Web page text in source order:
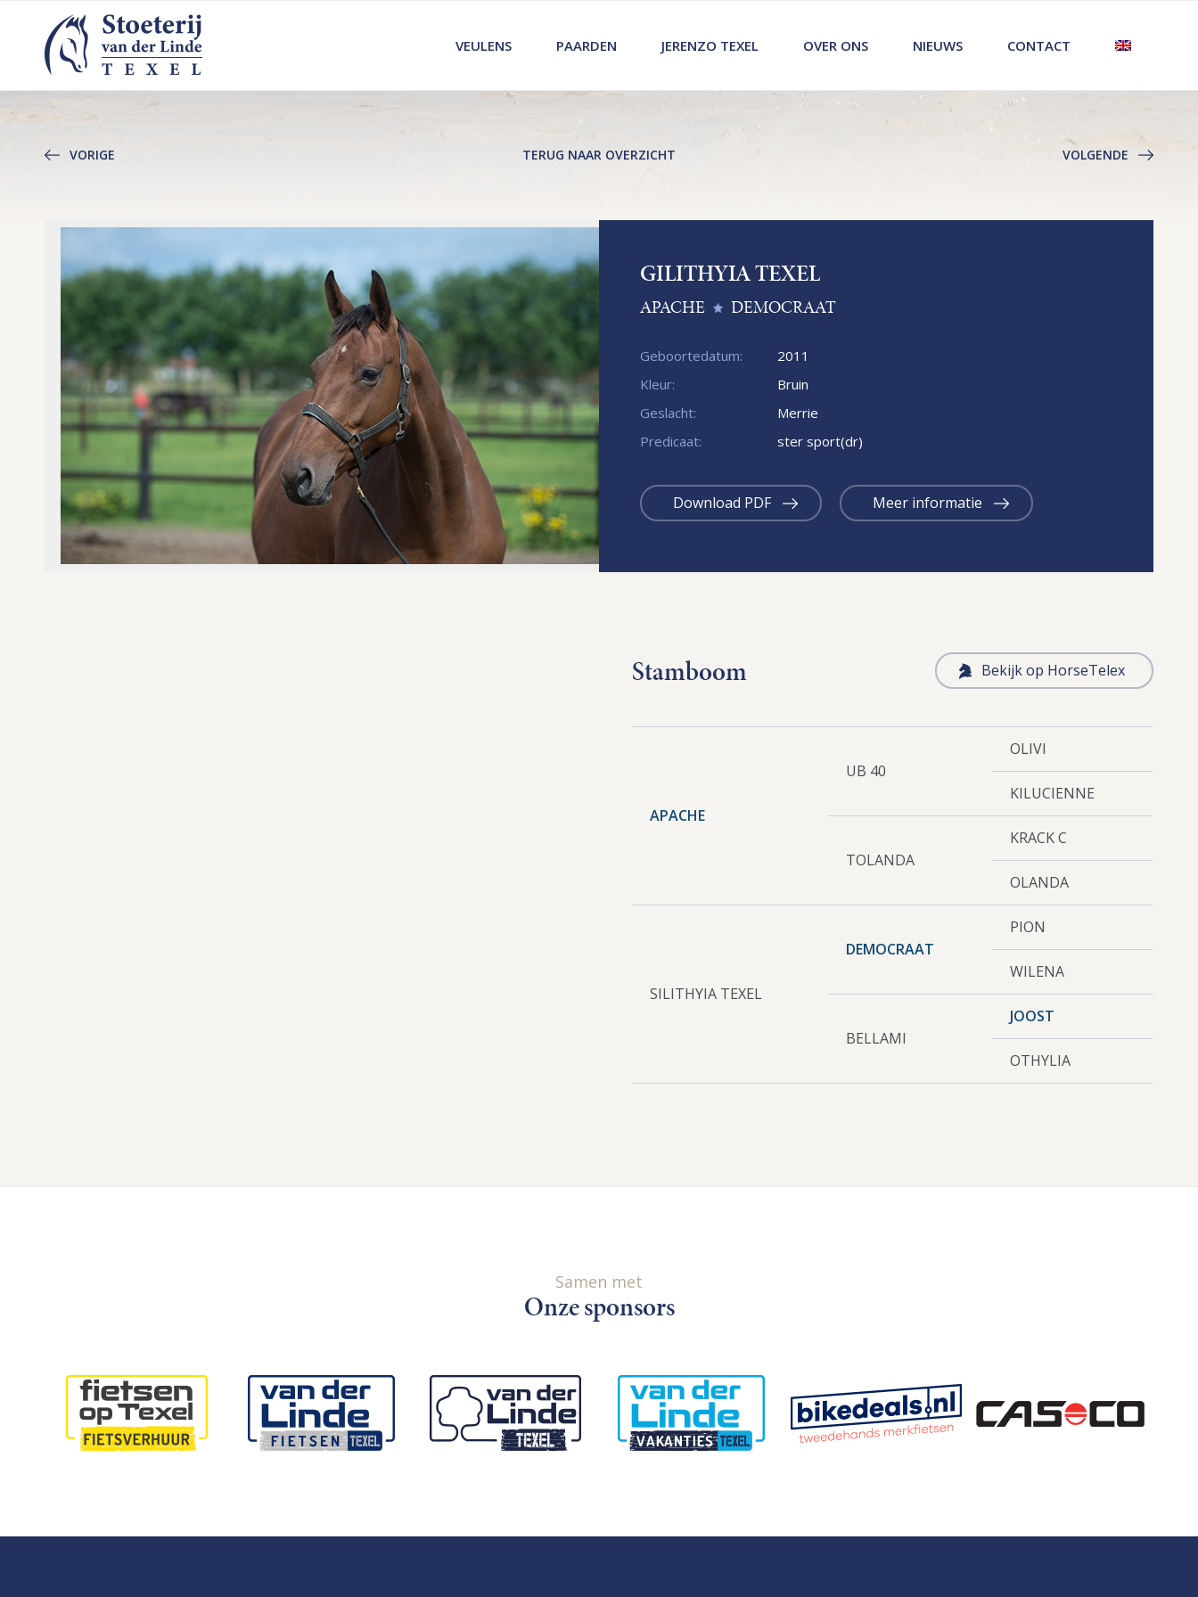
VEULENS PAARDEN JERENZO TEXEL OVER ONS NIEUWS CONTACT
VORIGE TERUG NAAR OVERZICHT VOLGENDE
GILITHYIA TEXEL
APACHE DEMOCRAAT
Geboortedatum:
2011
Kleur:
Bruin
Geslacht:
Merrie
Predicaat:
ster sport(dr)
Download PDF Meer informatie
Stamboom Bekijk op HorseTelex
APACHE
UB 40
OLIVI
KILUCIENNE
TOLANDA
KRACK C
OLANDA
SILITHYIA TEXEL
DEMOCRAAT
PION
WILENA
BELLAMI
JOOST
OTHYLIA
Samen met
Onze sponsors